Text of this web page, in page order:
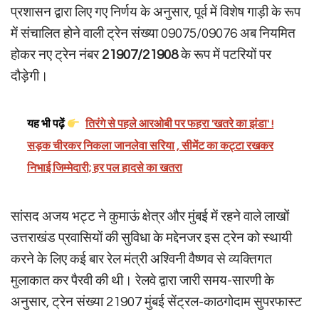
प्रशासन द्वारा लिए गए निर्णय के अनुसार, पूर्व में विशेष गाड़ी के रूप
में संचालित होने वाली ट्रेन संख्या 09075/09076 अब नियमित
होकर नए ट्रेन नंबर 21907/21908के रूप में पटरियों पर
दौड़ेगी।
यह भी पढ़ें
तिरंगे से पहले आरओबी पर फहरा 'खतरे का झंडा' !
सड़क चीरकर निकला जानलेवा सरिया , सीमेंट का कट्टा रखकर
निभाई जिम्मेदारी; हर पल हादसे का खतरा
सांसद अजय भट्ट ने कुमाऊं क्षेत्र और मुंबई में रहने वाले लाखों
उत्तराखंड प्रवासियों की सुविधा के मद्देनजर इस ट्रेन को स्थायी
करने के लिए कई बार रेल मंत्री अश्विनी वैष्णव से व्यक्तिगत
मुलाकात कर पैरवी की थी। रेलवे द्वारा जारी समय-सारणी के
अनुसार, ट्रेन संख्या 21907 मुंबई सेंट्रल-काठगोदाम सुपरफास्ट